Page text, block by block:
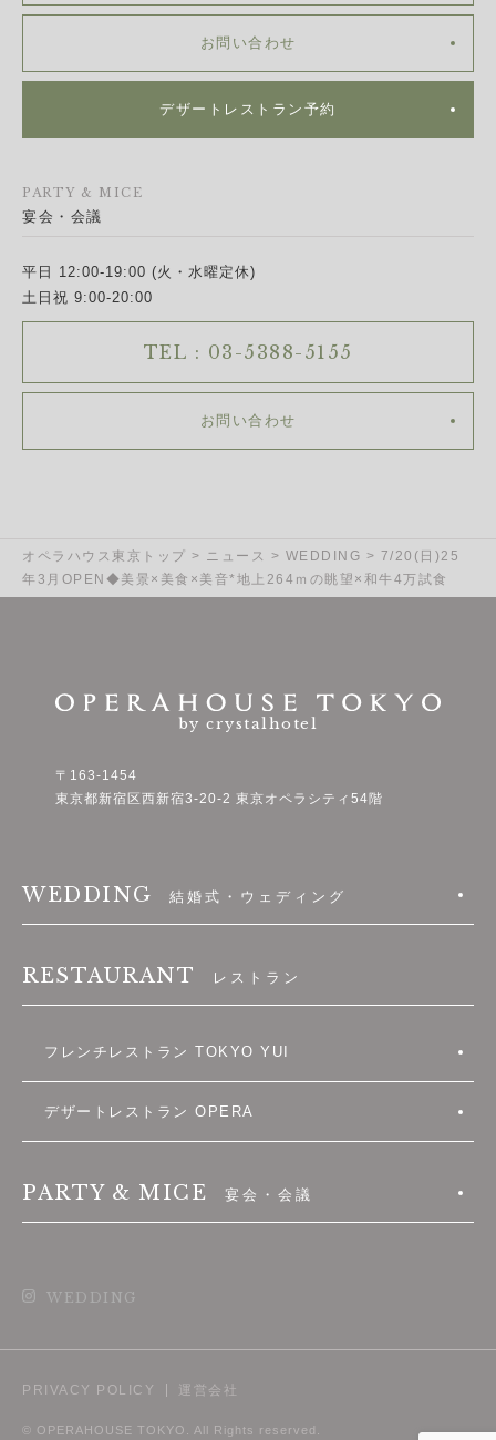
お問い合わせ
デザートレストラン予約
PARTY & MICE
宴会・会議
平日 12:00-19:00 (火・水曜定休)
土日祝 9:00-20:00
TEL : 03-5388-5155
お問い合わせ
オペラハウス東京トップ > ニュース > WEDDING > 7/20(日)25
年3月OPEN◆美景×美食×美音*地上264ｍの眺望×和牛4万試食
by crystalhotel
〒163-1454
東京都新宿区西新宿3-20-2 東京オペラシティ54階
WEDDING 結婚式・ウェディング
RESTAURANT レストラン
フレンチレストラン TOKYO YUI
デザートレストラン OPERA
PARTY & MICE 宴会・会議
WEDDING
PRIVACY POLICY 運営会社
© OPERAHOUSE TOKYO. All Rights reserved.